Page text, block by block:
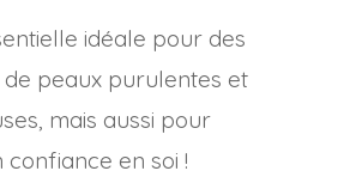
idéale pour des
peaux purulentes et
mais aussi pour
en soi !